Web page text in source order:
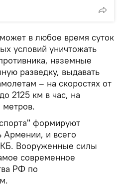
в любое время суток
условий уничтожать
наземные
разведку, выдавать
– на скоростях от
2125 км в час, на
метров.
формируют
Армении, и всего
Вооруженные силы
современное
РФ по